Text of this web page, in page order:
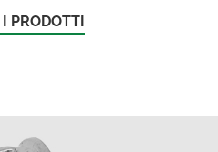
PRODOTTI